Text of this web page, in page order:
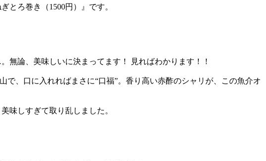
とろ巻き（1500円）』です。
論、美味しいに決まってます！ 見ればわかります！！
、口に入れればまさに“口福”。香り高い赤酢のシャリが、この魚介オ
味しすぎて取り乱しました。